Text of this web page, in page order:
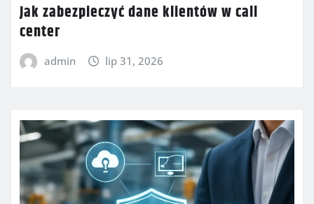
Jak zabezpieczyć dane klientów w call
center
admin lip 31, 2026